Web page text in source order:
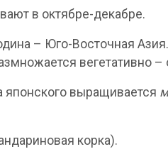
в октябре-декабре.
– Юго-Восточная
вегетативно –
выращивается
корка).